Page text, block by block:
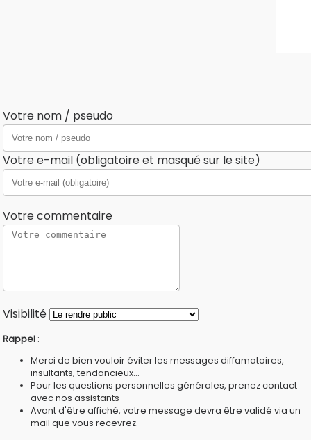
Votre nom / pseudo
Votre e-mail (obligatoire et masqué sur le site)
Votre commentaire
Visibilité
Rappel :
Merci de bien vouloir éviter les messages diffamatoires,
insultants, tendancieux...
Pour les questions personnelles générales, prenez contact
avec nos assistants
Avant d'être affiché, votre message devra être validé via un
mail que vous recevrez.